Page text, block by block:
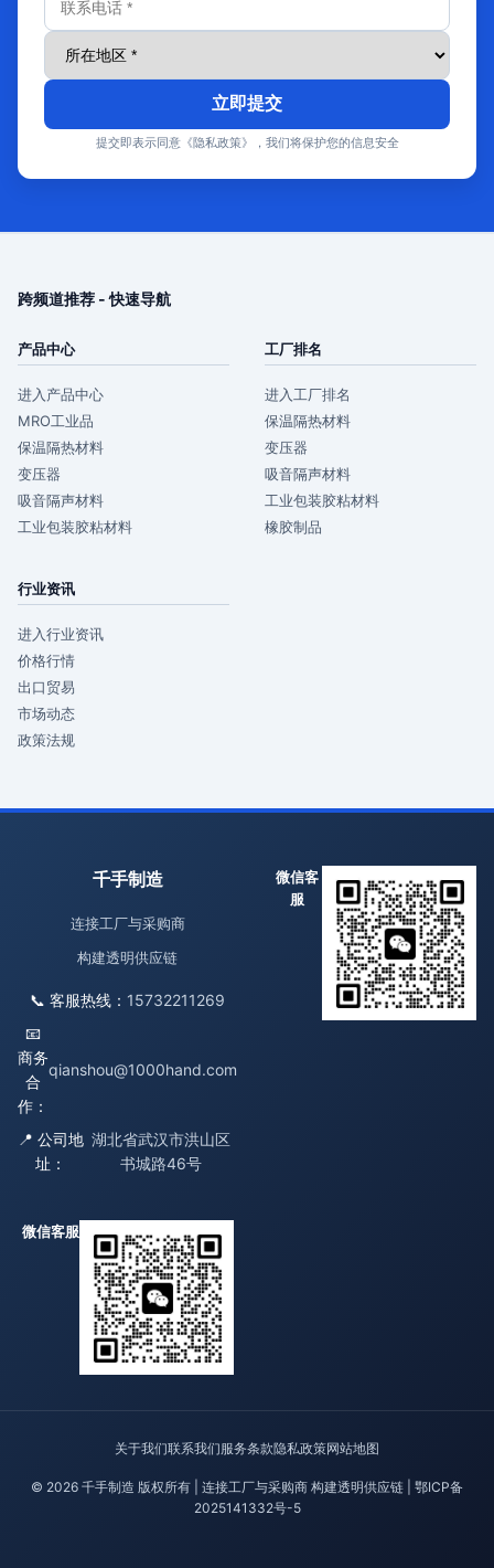
立即提交
提交即表示同意《隐私政策》，我们将保护您的信息安全
跨频道推荐 - 快速导航
产品中心
进入产品中心
MRO工业品
保温隔热材料
变压器
吸音隔声材料
工业包装胶粘材料
工厂排名
进入工厂排名
保温隔热材料
变压器
吸音隔声材料
工业包装胶粘材料
橡胶制品
行业资讯
进入行业资讯
价格行情
出口贸易
市场动态
政策法规
千手制造
连接工厂与采购商
构建透明供应链
📞 客服热线： 15732211269
📧
商务
合
作：
qianshou@1000hand.com
📍 公司地
址：
湖北省武汉市洪山区
书城路46号
微信客
服
微信客服
关于我们联系我们服务条款隐私政策网站地图
© 2026 千手制造 版权所有 | 连接工厂与采购商 构建透明供应链 | 鄂ICP备
2025141332号-5